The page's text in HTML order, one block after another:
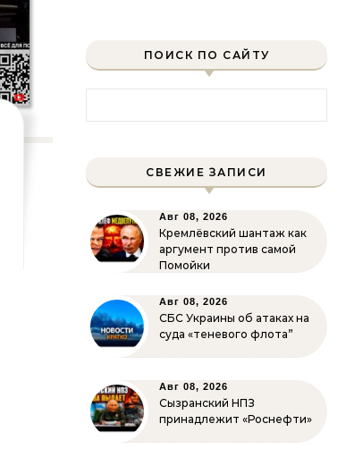
ПОИСК ПО САЙТУ
СВЕЖИЕ ЗАПИСИ
Авг 08, 2026
Кремлёвский шантаж как
аргумент против самой
Помойки
Авг 08, 2026
СБС Украины об атаках на
суда «теневого флота”
Авг 08, 2026
Сызранский НПЗ
принадлежит «Роснефти»